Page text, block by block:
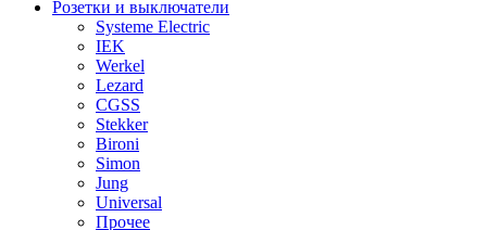
Розетки и выключатели
Systeme Electric
IEK
Werkel
Lezard
CGSS
Stekker
Bironi
Simon
Jung
Universal
Прочее